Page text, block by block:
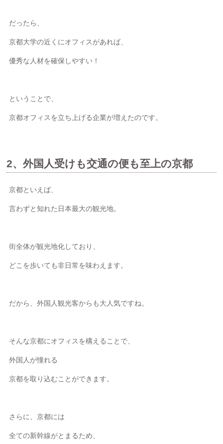
だったら、
京都大学の近くにオフィスがあれば、
優秀な人材を確保しやすい！
ということで、
京都オフィスを立ち上げる企業が増えたのです。
2、外国人受けも交通の便も至上の京都
京都といえば、
言わずと知れた日本最大の観光地。
街全体が観光地化しており、
どこを歩いても非日常を味わえます。
だから、外国人観光客からも大人気ですね。
そんな京都にオフィスを構えることで、
外国人が憧れる
京都を取り込むことができます。
さらに、京都には
全ての新幹線がとまるため、